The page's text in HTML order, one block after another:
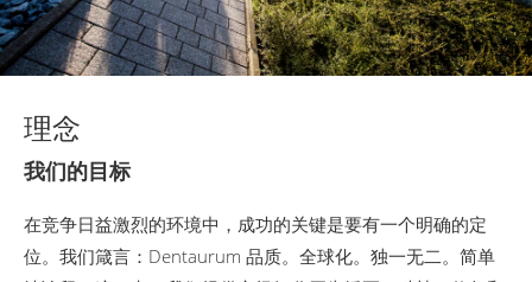
理念
我们的目标
在竞争日益激烈的环境中，成功的关键是要有一个明确的定
位。我们箴言：Dentaurum 品质。全球化。独一无二。简单